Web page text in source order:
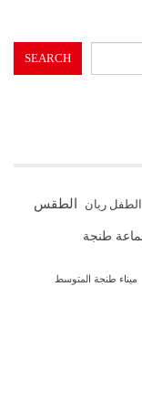
SEARCH
الطفل ريان الطقس
طنجة
ميناء طنجة المتوسط